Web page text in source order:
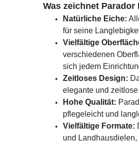
Was zeichnet Parador
Natürliche Eiche:
für seine
Vielfältige
verschiedenen
sich jedem
Zeitloses Design:
elegante und
Hohe Qualität:
pflegeleicht und
Vielfältige Formate:
und